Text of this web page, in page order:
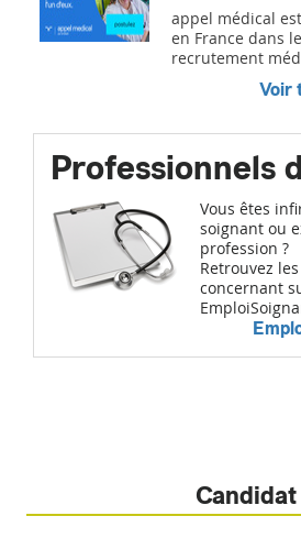
appel médical
en France dans
recrutement
Voir
Professionnels
Vous êtes
soignant ou
profession ?
Retrouvez
concernant
Candidat